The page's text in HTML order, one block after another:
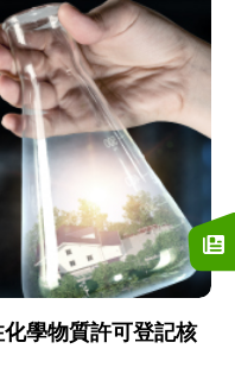
學物質許可登記核